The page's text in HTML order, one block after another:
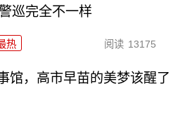
巡完全不一样
热 阅读 13175
馆，高市早苗的美梦该醒了